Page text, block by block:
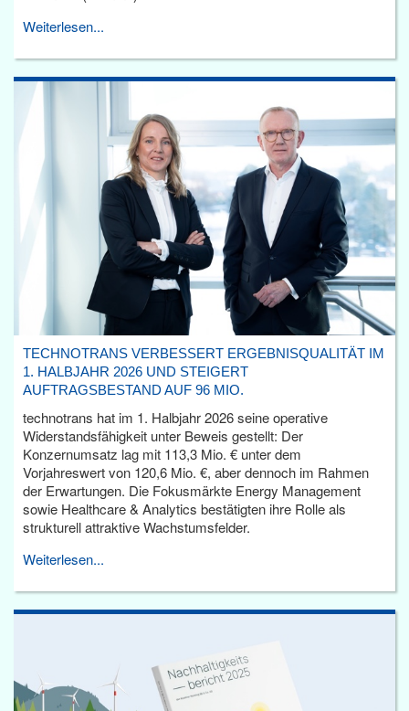
Weiterlesen...
TECHNOTRANS VERBESSERT ERGEBNISQUALITÄT IM
1. HALBJAHR 2026 UND STEIGERT
AUFTRAGSBESTAND AUF 96 MIO.
technotrans hat im 1. Halbjahr 2026 seine operative
Widerstandsfähigkeit unter Beweis gestellt: Der
Konzernumsatz lag mit 113,3 Mio. € unter dem
Vorjahreswert von 120,6 Mio. €, aber dennoch im Rahmen
der Erwartungen. Die Fokusmärkte Energy Management
sowie Healthcare & Analytics bestätigten ihre Rolle als
strukturell attraktive Wachstumsfelder.
Weiterlesen...